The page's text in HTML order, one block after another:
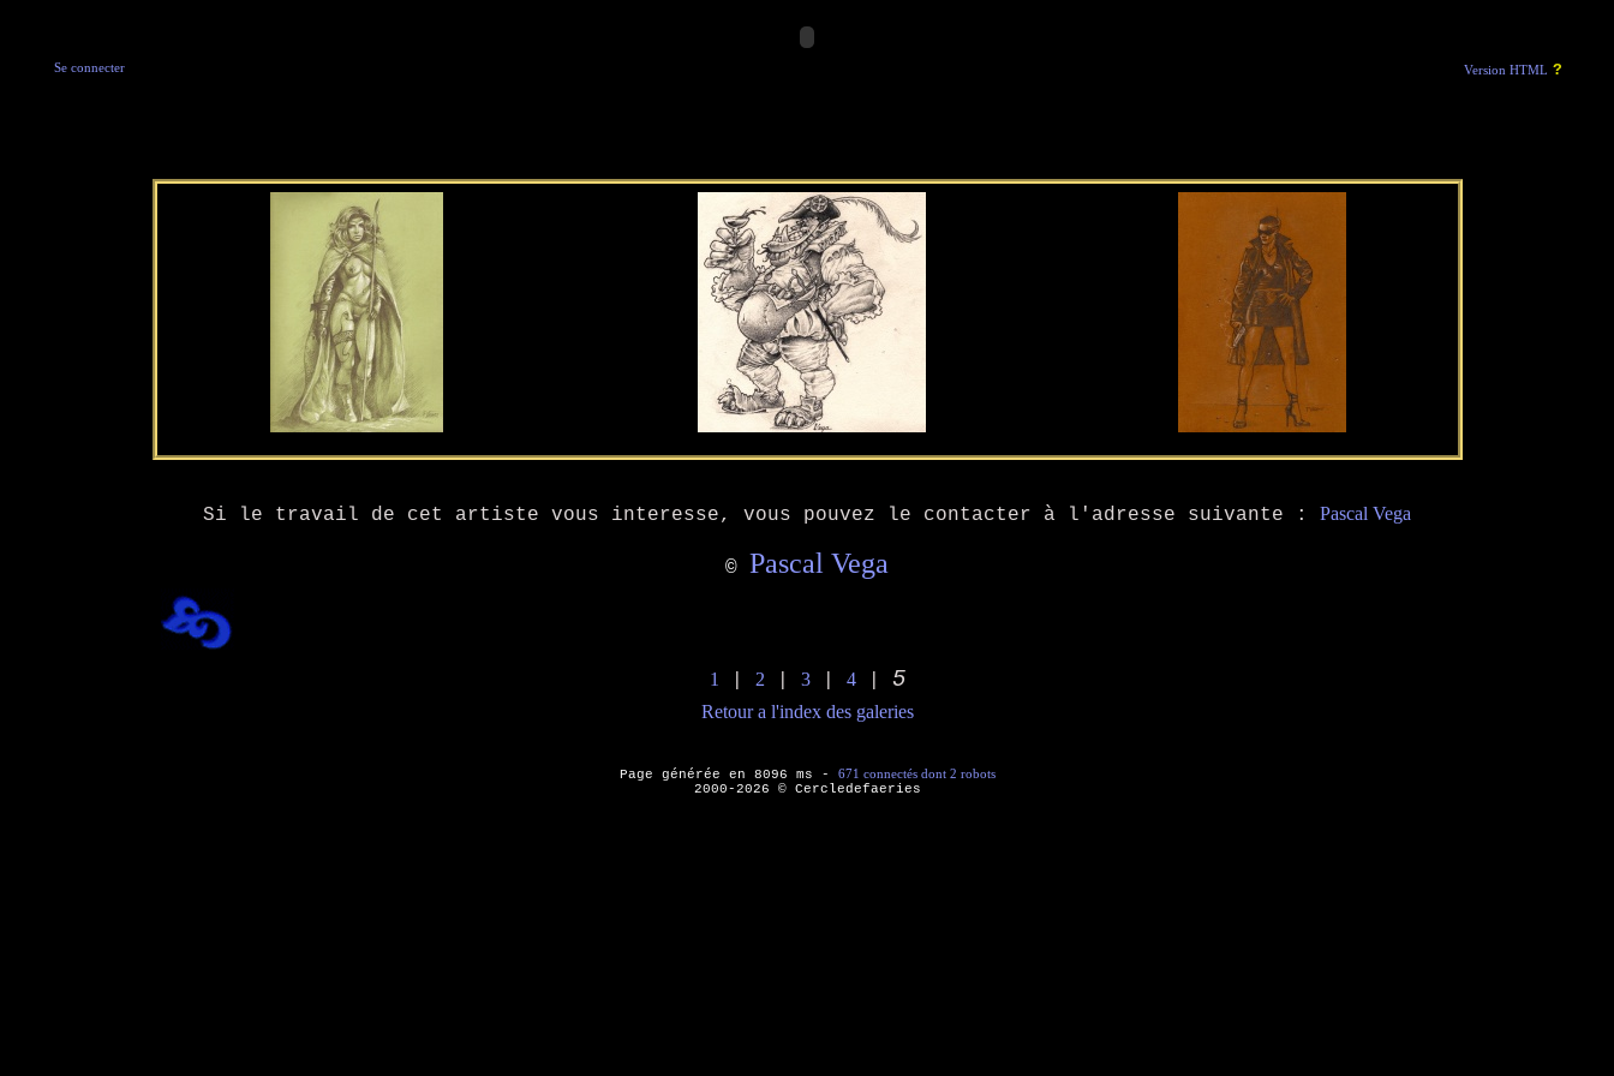
Se connecter Version HTML ?
Si le travail de cet artiste vous interesse, vous pouvez le contacter à l'adresse suivante : Pascal Vega
© Pascal Vega
1 2| 3| 4| 5
Retour a l'index des galeries
Page générée en 8096 ms - 671 connectés dont 2 robots
2000-2026 © Cercledefaeries